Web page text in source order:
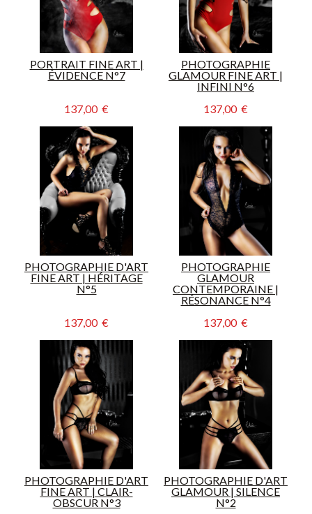
PORTRAIT FINE ART |
ÉVIDENCE N°7
137,00  €
PHOTOGRAPHIE
GLAMOUR FINE ART |
INFINI N°6
137,00  €
PHOTOGRAPHIE D'ART
FINE ART | HÉRITAGE
N°5
137,00  €
PHOTOGRAPHIE
GLAMOUR
CONTEMPORAINE |
RÉSONANCE N°4
137,00  €
PHOTOGRAPHIE D'ART
FINE ART | CLAIR-
OBSCUR N°3
PHOTOGRAPHIE D'ART
GLAMOUR | SILENCE
N°2